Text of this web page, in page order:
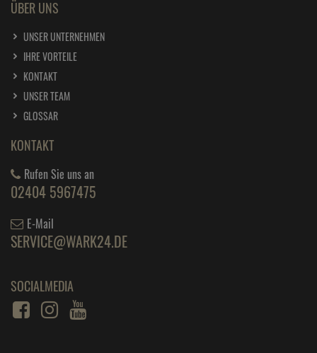
ÜBER UNS
UNSER UNTERNEHMEN
IHRE VORTEILE
KONTAKT
UNSER TEAM
GLOSSAR
KONTAKT
Rufen Sie uns an
02404 5967475
E-Mail
SERVICE@WARK24.DE
SOCIALMEDIA